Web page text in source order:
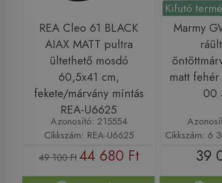
REA Cleo 61 BLACK
AIAX MATT pultra
ültethető mosdó
60,5x41 cm,
fekete/márvány mintás
REA-U6625
Azonosító: 215554
Cikkszám: REA-U6625
49 100 Ft 44 680 Ft
Kifutó
Marmy
matt
00
Cikkszám: 6
39